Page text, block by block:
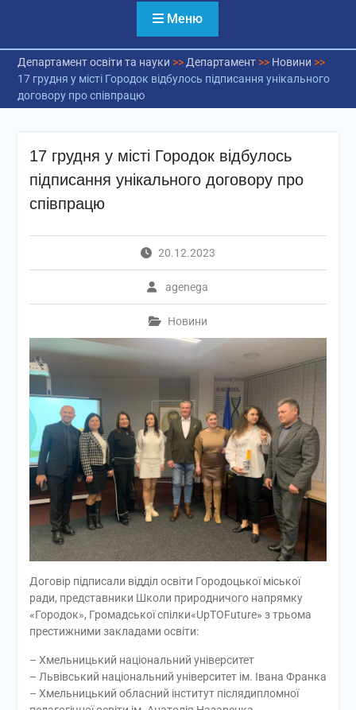
Меню
Департамент освіти та науки >> Департамент>> Новини >>
17 грудня у місті Городок відбулось підписання унікального
договору про співпрацю
17 грудня у місті Городок відбулось
підписання унікального договору про
співпрацю
20.12.2023
agenega
Новини
Договір підписали відділ освіти Городоцької міської
ради, представники Школи природничого напрямку
«Городок», Громадської спілки«UpTOFuture» з трьома
престижними закладами освіти:
– Хмельницький національний університет
– Львівський національний університет ім. Івана Франка
– Хмельницький обласний інститут післядипломної